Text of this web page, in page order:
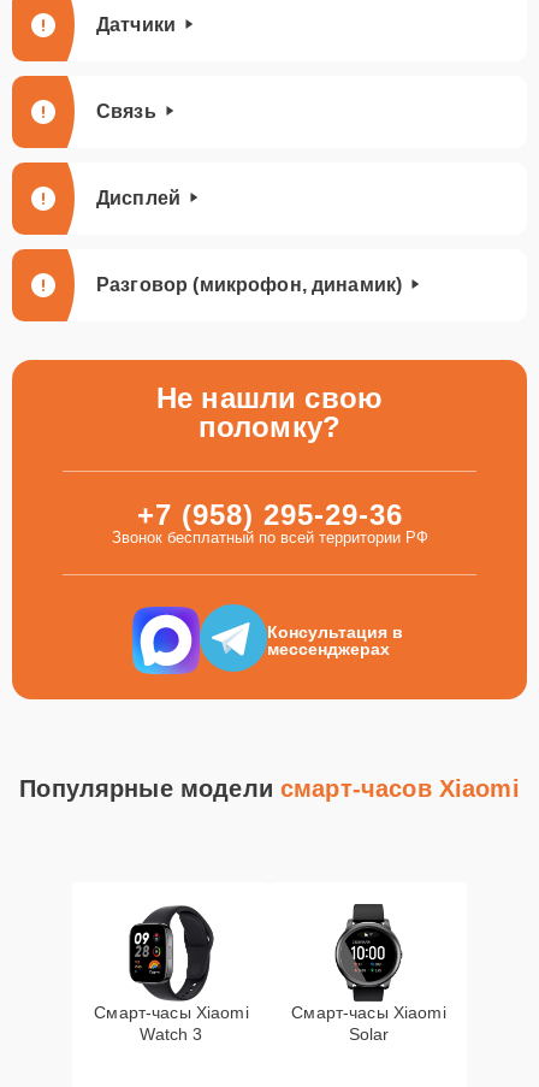
Датчики
Связь
Дисплей
Разговор (микрофон, динамик)
Не нашли свою
поломку?
+7 (958) 295-29-36
Звонок бесплатный по всей территории РФ
Консультация в
мессенджерах
Популярные модели смарт-часов Xiaomi
Смарт-часы Xiaomi
Watch 3
Смарт-часы Xiaomi
Solar